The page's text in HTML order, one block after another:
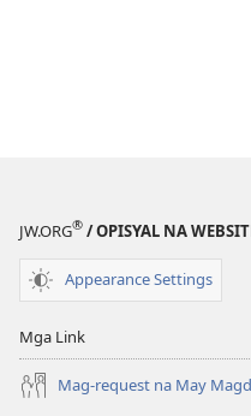
JW.ORG® / OPISYAL NA
Appearance Settings
Mga Link
Mag-request na May